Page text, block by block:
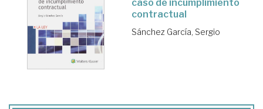
caso de incumplimiento
contractual
Sánchez García, Sergio